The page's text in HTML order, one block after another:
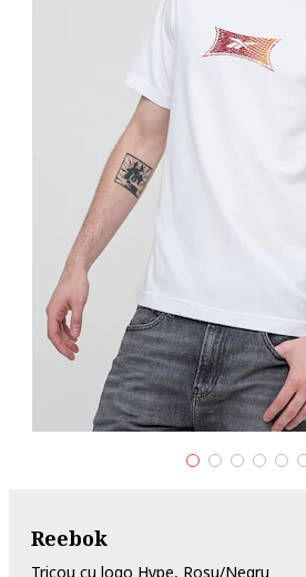
Reebok
Tricou cu logo Hype, Rosu/Negru